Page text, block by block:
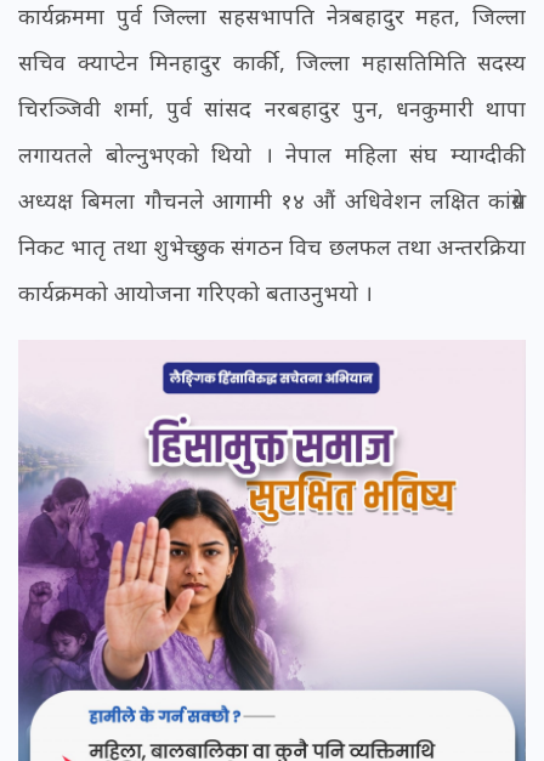
कार्यक्रममा पुर्व जिल्ला सहसभापति नेत्रबहादुर महत, जिल्ला
सचिव क्याप्टेन मिनहादुर कार्की, जिल्ला महासतिमिति सदस्य
चिरञ्जिवी शर्मा, पुर्व सांसद नरबहादुर पुन, धनकुमारी थापा
लगायतले बोल्नुभएको थियो । नेपाल महिला संघ म्याग्दीकी
अध्यक्ष बिमला गौचनले आगामी १४ औं अधिवेशन लक्षित कांग्रेस
निकट भातृ तथा शुभेच्छुक संगठन विच छलफल तथा अन्तरक्रिया
कार्यक्रमको आयोजना गरिएको बताउनुभयो ।